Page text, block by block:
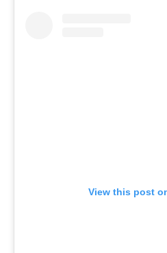
View this post